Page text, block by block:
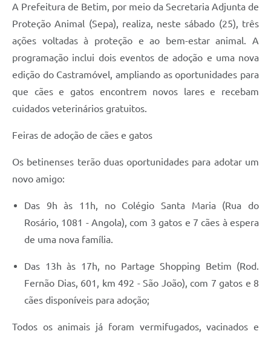
A Prefeitura de Betim, por meio da Secretaria Adjunta de
Proteção Animal (Sepa), realiza, neste sábado (25), três
ações voltadas à proteção e ao bem-estar animal. A
programação inclui dois eventos de adoção e uma nova
edição do Castramóvel, ampliando as oportunidades para
que cães e gatos encontrem novos lares e recebam
cuidados veterinários gratuitos.
Feiras de adoção de cães e gatos
Os betinenses terão duas oportunidades para adotar um
novo amigo:
Das 9h às 11h, no Colégio Santa Maria (Rua do
Rosário, 1081 - Angola), com 3 gatos e 7 cães à espera
de uma nova família.
Das 13h às 17h, no Partage Shopping Betim (Rod.
Fernão Dias, 601, km 492 - São João), com 7 gatos e 8
cães disponíveis para adoção;
Todos os animais já foram vermifugados, vacinados e